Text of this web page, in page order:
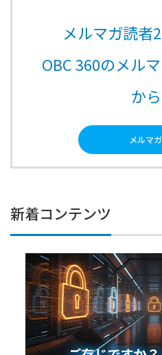
メルマガ読者
OBC 360のメル
から
メルマ
新着コンテンツ